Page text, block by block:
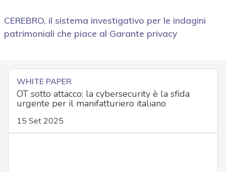
CEREBRO, il sistema investigativo per le indagini
patrimoniali che piace al Garante privacy
WHITE PAPER
OT sotto attacco: la cybersecurity è la sfida
urgente per il manifatturiero italiano
15 Set 2025